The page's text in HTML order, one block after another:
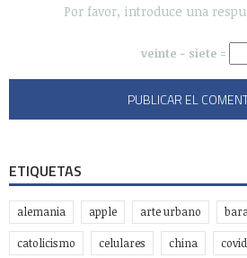
Por favor, introduce una
veinte − siete =
ETIQUETAS
alemania apple arte urbano
catolicismo celulares china